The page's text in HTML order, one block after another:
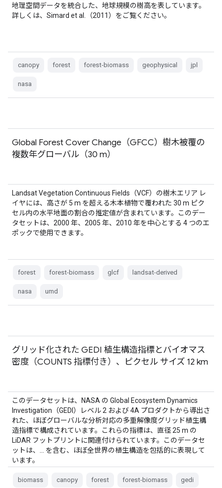
地理空間データを統合した、地球規模の樹高を表しています。
詳しくは、Simard et al.（2011）をご覧ください。
canopy forest forest-biomass geophysical jpl
nasa
Global Forest Cover Change（GFCC）樹木被覆の
複数年グローバル（30 m）
Landsat Vegetation Continuous Fields（VCF）の樹木エリア レ
イヤには、高さが 5 m を超える木本植物で覆われた 30 m ピク
セル内の水平地面の割合の推定値が含まれています。このデー
タセットは、2000 年、2005 年、2010 年を中心とする 4 つのエ
ポックで使用できます。
forest forest-biomass glcf landsat-derived
nasa umd
グリッド化された GEDI 植生構造指標とバイオマス
密度（COUNTS 指標付き）、ピクセル サイズ 12 km
このデータセットは、NASA の Global Ecosystem Dynamics
Investigation（GEDI）レベル 2 および 4A プロダクトから導出さ
れた、ほぼグローバルな分析対応の多重解像度グリッド植生構
造指標で構成されています。これらの指標は、直径 25 m の
LiDAR フットプリントに関連付けられています。このデータセ
ットは、… を含む、ほぼ全世界の植生構造を包括的に表現して
います。
biomass canopy forest forest-biomass gedi